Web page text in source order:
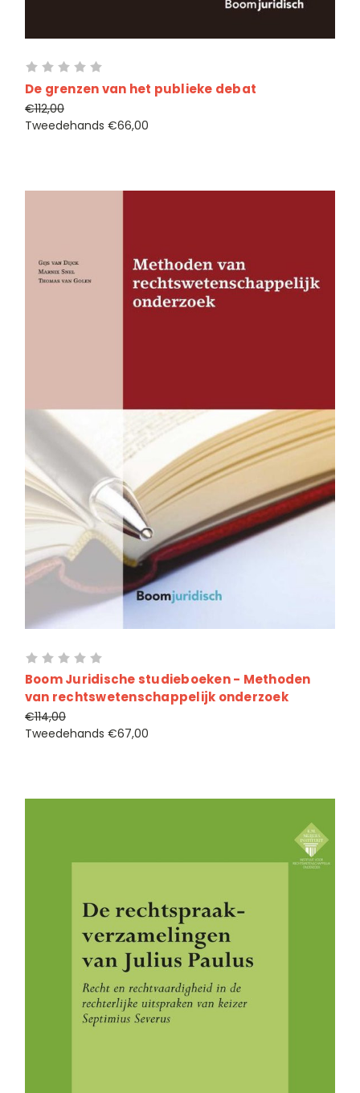
De grenzen van het publieke debat
€112,00
Tweedehands €66,00
Boom Juridische studieboeken - Methoden
van rechtswetenschappelijk onderzoek
€114,00
Tweedehands €67,00